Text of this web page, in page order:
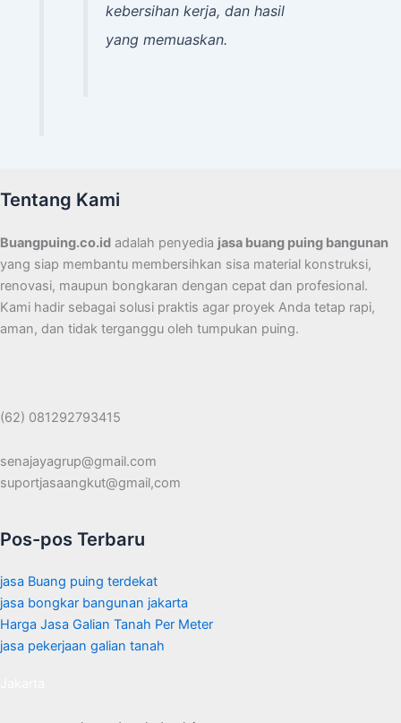
kebersihan kerja, dan hasil
yang memuaskan.
Tentang Kami
Buangpuing.co.id adalah penyedia jasa buang puing bangunan
yang siap membantu membersihkan sisa material konstruksi,
renovasi, maupun bongkaran dengan cepat dan profesional.
Kami hadir sebagai solusi praktis agar proyek Anda tetap rapi,
aman, dan tidak terganggu oleh tumpukan puing.
(62) 081292793415
senajayagrup@gmail.com
suportjasaangkut@gmail,com
Pos-pos Terbaru
jasa Buang puing terdekat
jasa bongkar bangunan jakarta
Harga Jasa Galian Tanah Per Meter
jasa pekerjaan galian tanah